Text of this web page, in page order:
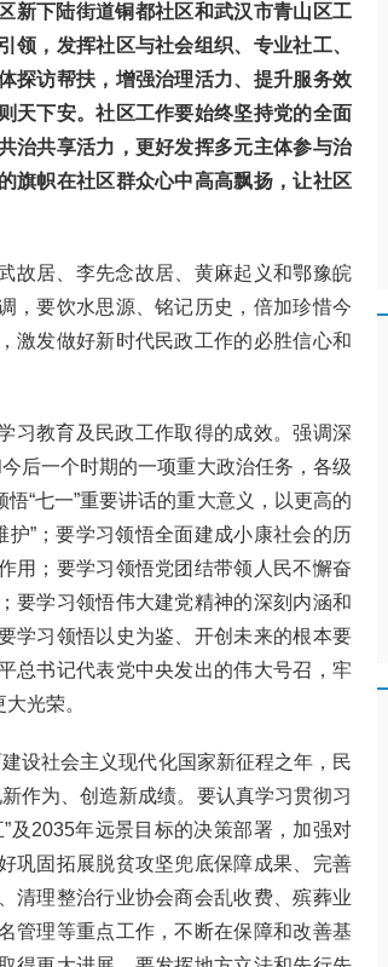
新下陆街道铜都社区和武汉市青山区工
领，发挥社区与社会组织、专业社工、
探访帮扶，增强治理活力、提升服务效
天下安。社区工作要始终坚持党的全面
治共享活力，更好发挥多元主体参与治
旗帜在社区群众心中高高飘扬，让社区
故居、李先念故居、黄麻起义和鄂豫皖
，要饮水思源、铭记历史，倍加珍惜今
激发做好新时代民政工作的必胜信心和
习教育及民政工作取得的成效。强调深
后一个时期的一项重大政治任务，各级
“七一”重要讲话的重大意义，以更高的
护”；要学习领悟全面建成小康社会的历
用；要学习领悟党团结带领人民不懈奋
要学习领悟伟大建党精神的深刻内涵和
学习领悟以史为鉴、开创未来的根本要
总书记代表党中央发出的伟大号召，牢
大光荣。
设社会主义现代化国家新征程之年，民
作为、创造新成绩。要认真学习贯彻习
及2035年远景目标的决策部署，加强对
巩固拓展脱贫攻坚兜底保障成果、完善
清理整治行业协会商会乱收费、殡葬业
管理等重点工作，不断在保障和改善基